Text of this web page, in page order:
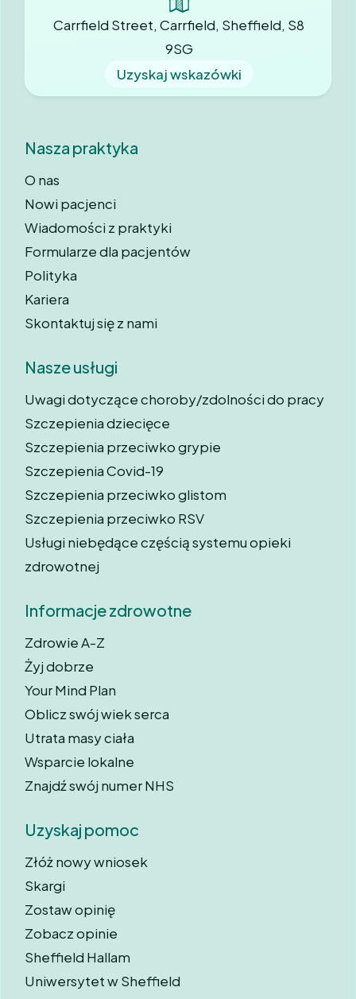
Carrfield Street, Carrfield, Sheffield, S8
9SG
Uzyskaj wskazówki
Nasza praktyka
O nas
Nowi pacjenci
Wiadomości z praktyki
Formularze dla pacjentów
Polityka
Kariera
Skontaktuj się z nami
Nasze usługi
Uwagi dotyczące choroby/zdolności do pracy
Szczepienia dziecięce
Szczepienia przeciwko grypie
Szczepienia Covid-19
Szczepienia przeciwko glistom
Szczepienia przeciwko RSV
Usługi niebędące częścią systemu opieki
zdrowotnej
Informacje zdrowotne
Zdrowie A-Z
Żyj dobrze
Your Mind Plan
Oblicz swój wiek serca
Utrata masy ciała
Wsparcie lokalne
Znajdź swój numer NHS
Uzyskaj pomoc
Złóż nowy wniosek
Skargi
Zostaw opinię
Zobacz opinie
Sheffield Hallam
Uniwersytet w Sheffield